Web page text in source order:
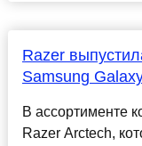
Razer
Samsung
В ассортименте
Razer Arctech,